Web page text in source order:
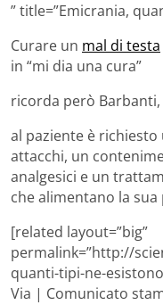
” title=”Emicrania,
Curare un mal di testa
in “mi dia una cura”
ricorda però
al paziente è
attacchi, un
analgesici e un
che alimentano la sua
[related layout=”big”
permalink=”http://
quanti-tipi-ne-
Via | Comunicato